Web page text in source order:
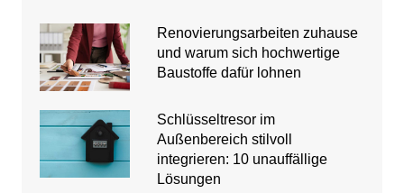
Renovierungsarbeiten zuhause
und warum sich hochwertige
Baustoffe dafür lohnen
Schlüsseltresor im
Außenbereich stilvoll
integrieren: 10 unauffällige
Lösungen